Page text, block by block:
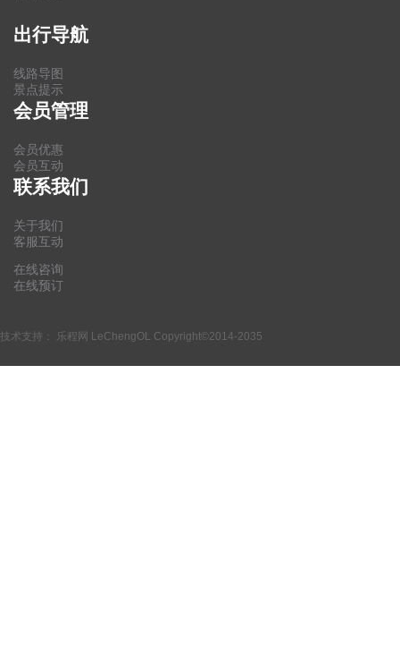
出行导航
线路导图
景点提示
会员管理
会员优惠
会员互动
联系我们
关于我们
客服互动
在线咨询
在线预订
技术支持： 乐程网 LeChengOL Copyright©2014-2035